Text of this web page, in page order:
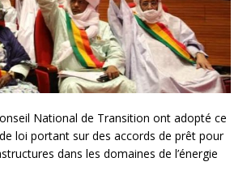
National de Transition ont adopté ce
loi portant sur des accords de prêt pour
dans les domaines de l’énergie